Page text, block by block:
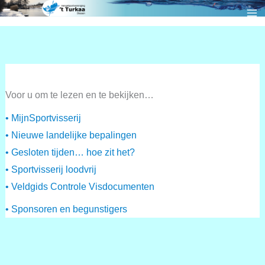
Ga
naar
Voor u om te lezen en te bekijken…
• MijnSportvisserij
• Nieuwe landelijke bepalingen
• Gesloten tijden… hoe zit het?
• Sportvisserij loodvrij
• Veldgids Controle Visdocumenten
• Sponsoren en begunstigers